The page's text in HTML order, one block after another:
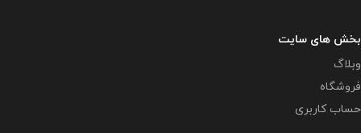
بخش های سایت
وبلاگ
فروشگاه
حساب کاربری